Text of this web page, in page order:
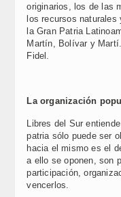
originarios, los de las
los recursos
la Gran Patria
Martín, Bolívar y
Fidel.
La organización
Libres del Sur
patria sólo puede ser
hacia el mismo es el
a ello se oponen, son
participación,
vencerlos.